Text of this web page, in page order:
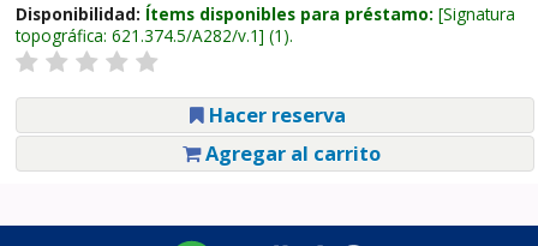
Disponibilidad: Ítems disponibles para préstamo: Signatura
topográfica: 621.374.5/A282/v.1 (1).
Hacer reserva
Agregar al carrito